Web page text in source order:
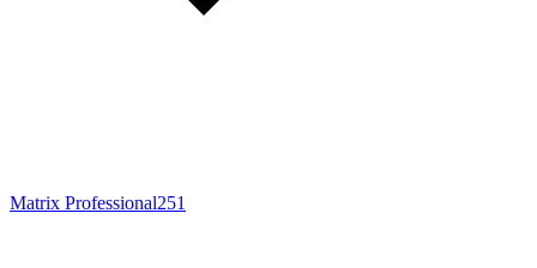
Matrix Professional251